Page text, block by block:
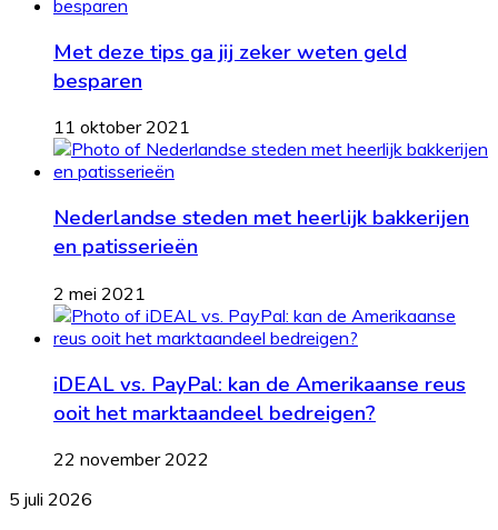
Met deze tips ga jij zeker weten geld
besparen
11 oktober 2021
Nederlandse steden met heerlijk bakkerijen
en patisserieën
2 mei 2021
iDEAL vs. PayPal: kan de Amerikaanse reus
ooit het marktaandeel bedreigen?
22 november 2022
Een
5 juli 2026